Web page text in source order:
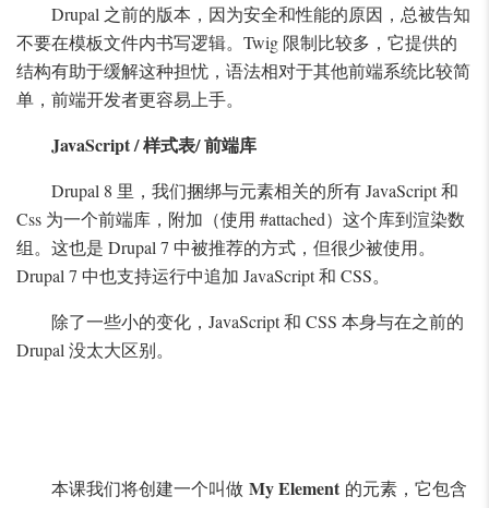
Drupal 之前的版本，因为安全和性能的原因，总被告知
不要在模板文件内书写逻辑。Twig 限制比较多，它提供的
结构有助于缓解这种担忧，语法相对于其他前端系统比较简
单，前端开发者更容易上手。
JavaScript / 样式表/ 前端库
Drupal 8 里，我们捆绑与元素相关的所有 JavaScript 和
Css 为一个前端库，附加（使用 #attached）这个库到渲染数
组。这也是 Drupal 7 中被推荐的方式，但很少被使用。
Drupal 7 中也支持运行中追加 JavaScript 和 CSS。
除了一些小的变化，JavaScript 和 CSS 本身与在之前的
Drupal 没太大区别。
本课我们将创建一个叫做 My Element 的元素，它包含